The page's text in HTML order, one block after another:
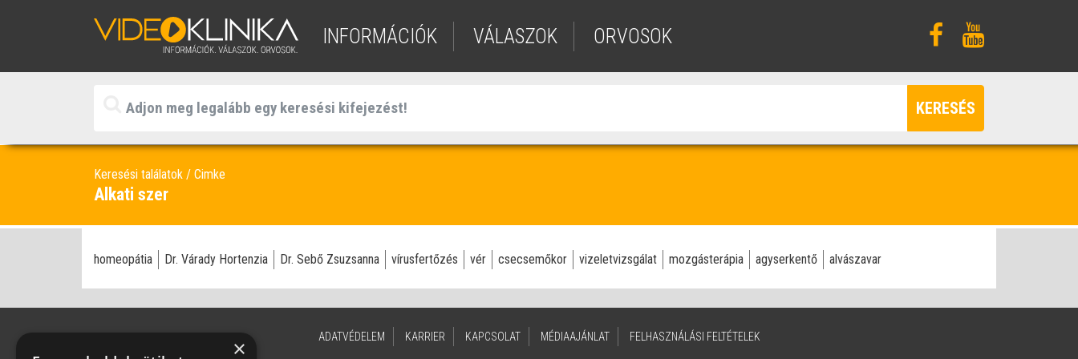
INFORMÁCIÓK VÁLASZOK ORVOSOK
KERESÉS
Keresési találatok Cimke
Alkati szer
homeopátia Dr. Várady Hortenzia Dr. Sebő Zsuzsanna vírusfertőzés vér csecsemőkor vizeletvizsgálat mozgásterápia agyserkentő alvászavar
ADATVÉDELEM KARRIER KAPCSOLAT MÉDIAAJÁNLAT FELHASZNÁLÁSI FELTÉTELEK
×